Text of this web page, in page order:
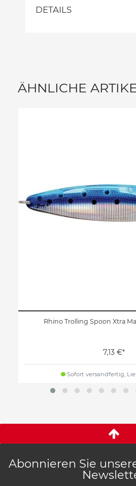
DETAILS
ÄHNLICHE
Rhino Trolling Spoon Xtra
7,13 €*
Sofort versandfertig,
Abonnieren Sie